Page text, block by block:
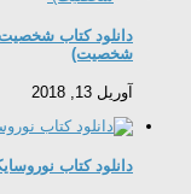
دانلود کتاب
شخصیت)
آوریل 13, 2018
دانلود کتاب